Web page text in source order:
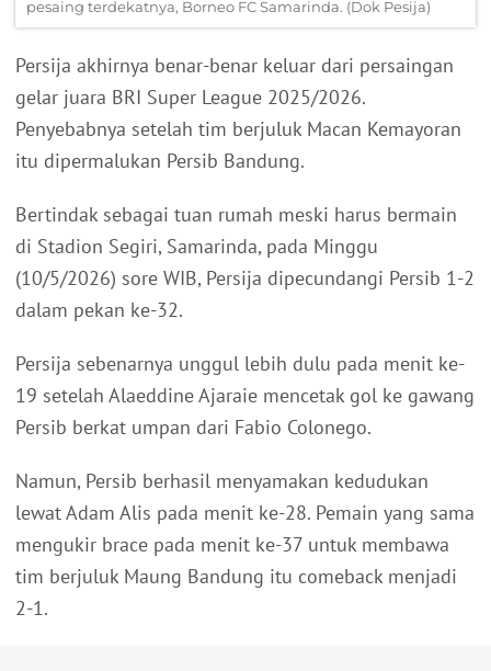
pesaing terdekatnya, Borneo FC Samarinda. (Dok Pesija)
Persija akhirnya benar-benar keluar dari persaingan
gelar juara BRI Super League 2025/2026.
Penyebabnya setelah tim berjuluk Macan Kemayoran
itu dipermalukan Persib Bandung.
Bertindak sebagai tuan rumah meski harus bermain
di Stadion Segiri, Samarinda, pada Minggu
(10/5/2026) sore WIB, Persija dipecundangi Persib 1-2
dalam pekan ke-32.
Persija sebenarnya unggul lebih dulu pada menit ke-
19 setelah Alaeddine Ajaraie mencetak gol ke gawang
Persib berkat umpan dari Fabio Colonego.
Namun, Persib berhasil menyamakan kedudukan
lewat Adam Alis pada menit ke-28. Pemain yang sama
mengukir brace pada menit ke-37 untuk membawa
tim berjuluk Maung Bandung itu comeback menjadi
2-1.